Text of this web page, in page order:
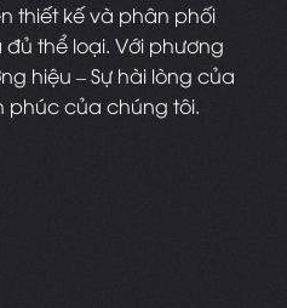
thiết kế và phân phối
đủ thể loại. Với phương
hiệu – Sự hài lòng của
phúc của chúng tôi.